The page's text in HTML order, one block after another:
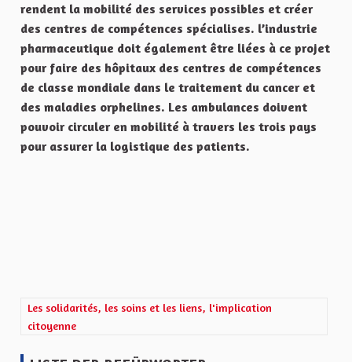
rendent la mobilité des services possibles et créer
des centres de compétences spécialises. l’industrie
pharmaceutique doit également être liées à ce projet
pour faire des hôpitaux des centres de compétences
de classe mondiale dans le traitement du cancer et
des maladies orphelines. Les ambulances doivent
pouvoir circuler en mobilité à travers les trois pays
pour assurer la logistique des patients.
Ergebnisse nach Kategorie filtern: Les solidarités, les soins et
Les solidarités, les soins et les liens, l'implication
citoyenne